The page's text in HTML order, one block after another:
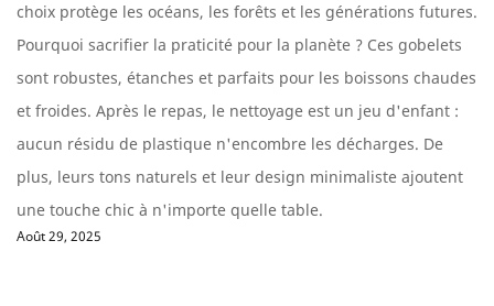
choix protège les océans, les forêts et les générations futures.
Pourquoi sacrifier la praticité pour la planète ? Ces gobelets
sont robustes, étanches et parfaits pour les boissons chaudes
et froides. Après le repas, le nettoyage est un jeu d'enfant :
aucun résidu de plastique n'encombre les décharges. De
plus, leurs tons naturels et leur design minimaliste ajoutent
une touche chic à n'importe quelle table.
Août 29, 2025